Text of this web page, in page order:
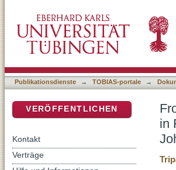
Alexandria in the Light of
Publikationsdienste → TOBIAS-portale →
in
VERÖFFENTLICHEN
Kontakt
Verträge